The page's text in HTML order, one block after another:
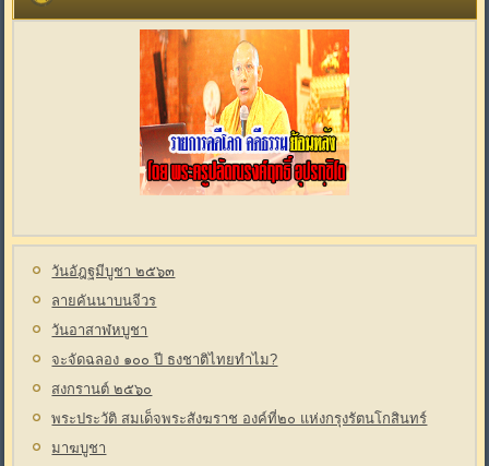
วันอัฎฐมีบูชา ๒๕๖๓
ลายคันนาบนจีวร
วันอาสาฬหบูชา
จะจัดฉลอง ๑๐๐ ปี ธงชาติไทยทำไม?
สงกรานต์ ๒๕๖๐
พระประวัติ สมเด็จพระสังฆราช องค์ที่๒๐ แห่งกรุงรัตนโกสินทร์
มาฆบูชา